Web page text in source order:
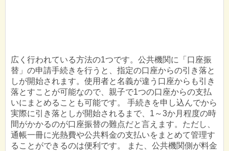
広く行われている方法の1つです。公共機関に「口座振
替」の申請手続きを行うと、指定の口座からの引き落と
しが開始されます。使用者と名義が違う口座からも引き
落とすことが可能なので、親子で1つの口座からの支払
いにまとめることも可能です。 手続きを申し込んでから
実際に引き落としが開始されるまで、1～3か月程度の時
間がかかるのが口座振替の難点だと言えます。ただし、
通帳一冊に光熱費や公共料金の支払いをまとめて管理す
ることができるのは便利です。 また、公共機関側が料金